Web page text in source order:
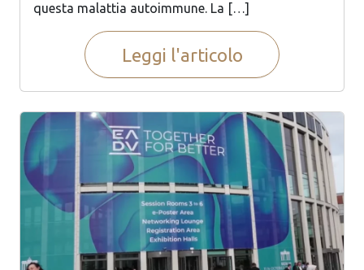
questa malattia autoimmune. La […]
Leggi l'articolo